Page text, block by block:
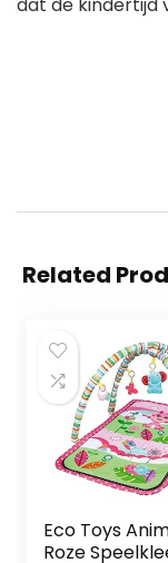
dat de kindertijd
Related
Eco Toys
Roze